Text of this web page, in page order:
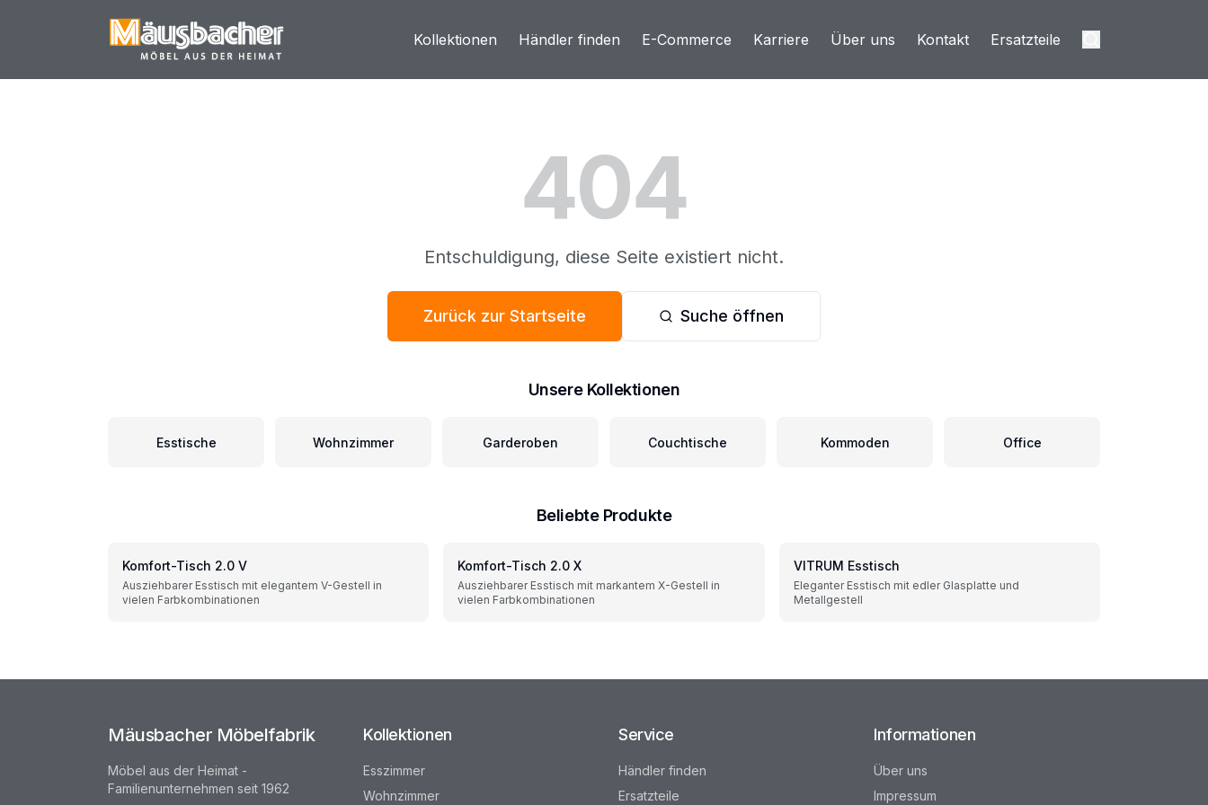
Kollektionen Händler finden E-Commerce Karriere Über uns Kontakt Ersatzteile
404
Entschuldigung, diese Seite existiert nicht.
Zurück zur Startseite Suche öffnen
Unsere Kollektionen
Esstische Wohnzimmer Garderoben Couchtische Kommoden Office
Beliebte Produkte
Komfort-Tisch 2.0 V
Ausziehbarer Esstisch mit elegantem V-Gestell in
vielen Farbkombinationen
Komfort-Tisch 2.0 X
Ausziehbarer Esstisch mit markantem X-Gestell in
vielen Farbkombinationen
VITRUM Esstisch
Eleganter Esstisch mit edler Glasplatte und
Metallgestell
Mäusbacher Möbelfabrik
Möbel aus der Heimat -
Familienunternehmen seit 1962
Kollektionen
Esszimmer
Wohnzimmer
Service
Händler finden
Ersatzteile
Informationen
Über uns
Impressum